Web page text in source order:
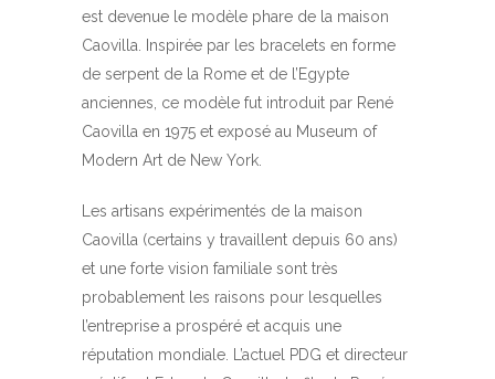
est devenue le modèle phare de la maison
Caovilla. Inspirée par les bracelets en forme
de serpent de la Rome et de l’Egypte
anciennes, ce modèle fut introduit par René
Caovilla en 1975 et exposé au Museum of
Modern Art de New York.
Les artisans expérimentés de la maison
Caovilla (certains y travaillent depuis 60 ans)
et une forte vision familiale sont très
probablement les raisons pour lesquelles
l’entreprise a prospéré et acquis une
réputation mondiale. L’actuel PDG et directeur